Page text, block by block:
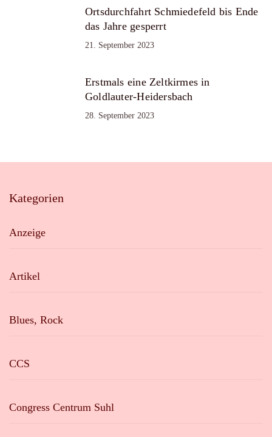
Ortsdurchfahrt Schmiedefeld bis Ende
das Jahre gesperrt
21. September 2023
Erstmals eine Zeltkirmes in
Goldlauter-Heidersbach
28. September 2023
Kategorien
Anzeige
Artikel
Blues, Rock
CCS
Congress Centrum Suhl